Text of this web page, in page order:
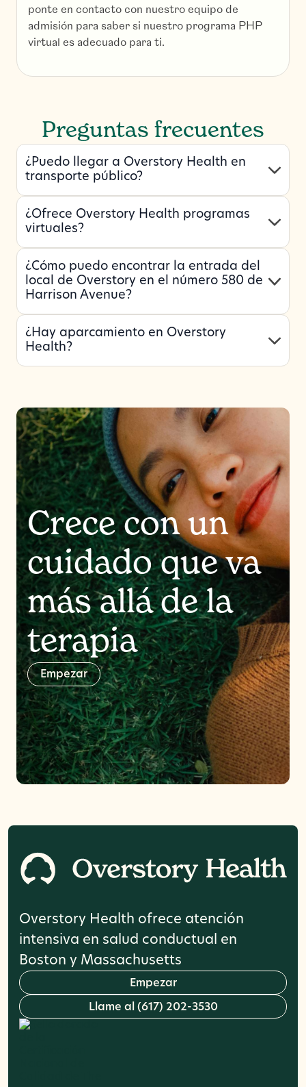
ponte en contacto con nuestro equipo de
admisión para saber si nuestro programa PHP
virtual es adecuado para ti.
Preguntas frecuentes
¿Puedo llegar a Overstory Health en
transporte público?
¿Ofrece Overstory Health programas
virtuales?
¿Cómo puedo encontrar la entrada del
local de Overstory en el número 580 de
Harrison Avenue?
¿Hay aparcamiento en Overstory
Health?
Crece con un
cuidado que va
más allá de la
terapia
Empezar
Overstory Health ofrece atención
intensiva en salud conductual en
Boston y Massachusetts
Empezar
Ll ame a (617) 202-3530